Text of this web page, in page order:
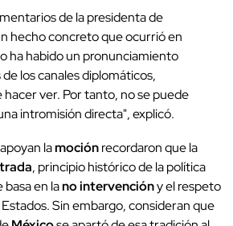
de la presidenta de
hecho concreto que ocurrió en
ha habido un pronunciamiento
los canales diplomáticos,
hacer ver. Por tanto, no se puede
intromisión directa", explicó.
lamociónrecordaron que la
, principio histórico de la política
en lano intervencióny el respeto
Sin embargo, consideran que